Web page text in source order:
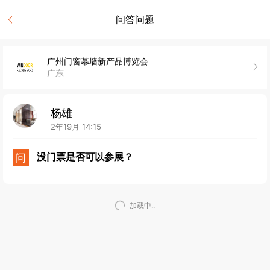
问答问题
广州门窗幕墙新产品博览会
广东
杨雄
2年19月 14:15
问 没门票是否可以参展？
加载中..